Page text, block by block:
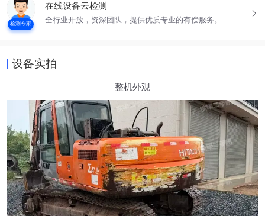
检测专家
在线设备云检测
全行业开放，资深团队，提供优质专业的有偿服务。
设备实拍
整机外观